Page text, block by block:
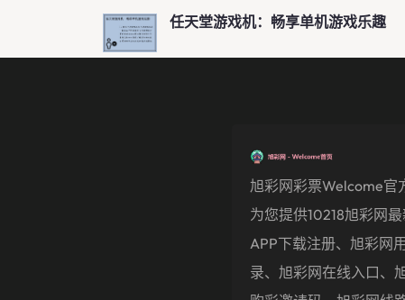
任天堂游戏机：畅享单机游戏乐趣
旭彩网彩票welcome官
为您提供10218旭彩网
APP下载注册、旭彩网
录、旭彩网在线入口、